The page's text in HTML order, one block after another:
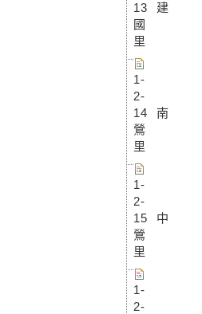
13 建
國
里
1-
2-
14 南
鶯
里
1-
2-
15 中
鶯
里
1-
2-